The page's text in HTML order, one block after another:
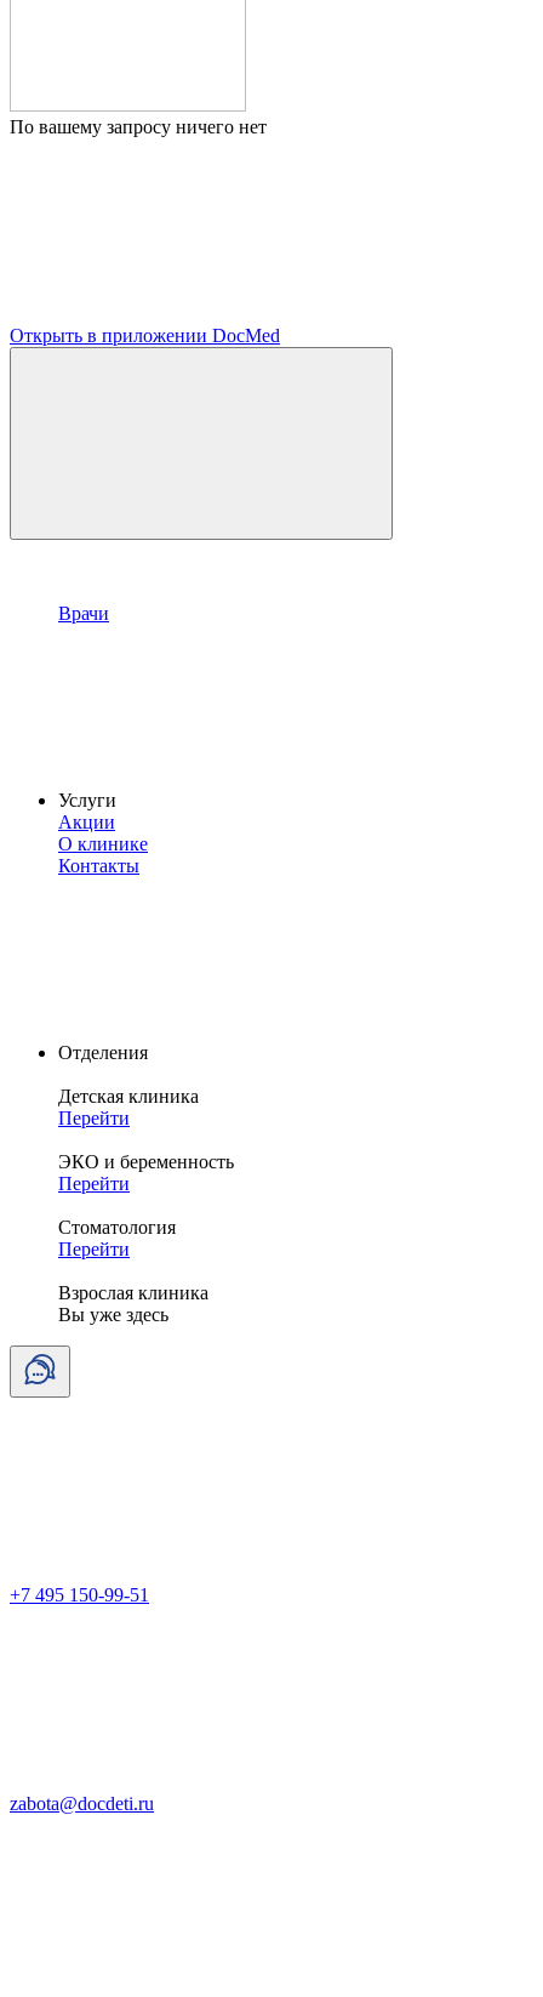
По вашему запросу ничего нет
Открыть в приложении DocMed
Врачи
Услуги
Акции
О клинике
Контакты
Отделения
Детская клиника
Перейти
ЭКО и беременность
Перейти
Стоматология
Перейти
Взрослая клиника
Вы уже здесь
+7 495 150-99-51
zabota@docdeti.ru